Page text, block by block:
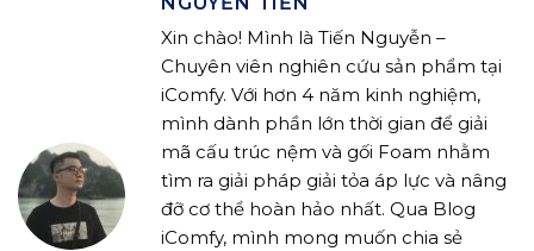
Xin chào! Mình là Tiến Nguyễn –
Chuyên viên nghiên cứu sản phẩm tại
iComfy. Với hơn 4 năm kinh nghiệm,
mình dành phần lớn thời gian để giải
mã cấu trúc nệm và gối Foam nhằm
tìm ra giải pháp giải tỏa áp lực và nâng
đỡ cơ thể hoàn hảo nhất. Qua Blog
iComfy, mình mong muốn chia sẻ